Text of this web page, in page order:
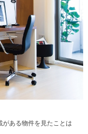
がある物件を見たことは